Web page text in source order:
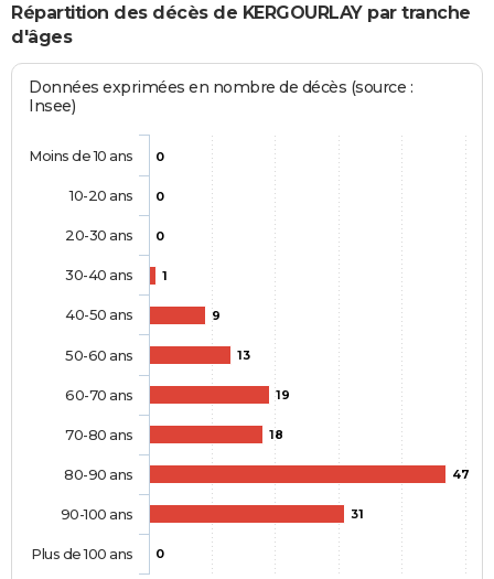
Répartition des décès de KERGOURLAY par tranche
d'âges
Données exprimées en nombre de décès (source :
Insee)
0
0
0
1
9
13
19
18
47
31
0
Moins de 10 ans
10-20 ans
20-30 ans
30-40 ans
40-50 ans
50-60 ans
60-70 ans
70-80 ans
80-90 ans
90-100 ans
Plus de 100 ans